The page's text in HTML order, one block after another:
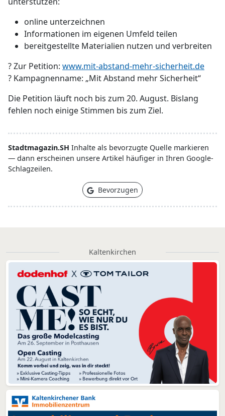
online unterzeichnen
Informationen im eigenen Umfeld teilen
bereitgestellte Materialien nutzen und verbreiten
? Zur Petition: www.mit-abstand-mehr-sicherheit.de
? Kampagnenname: „Mit Abstand mehr Sicherheit“
Die Petition läuft noch bis zum 20. August. Bislang
fehlen noch einige Stimmen bis zum Ziel.
Stadtmagazin.SH Inhalte als bevorzugte Quelle markieren
— dann erscheinen unsere Artikel häufiger in Ihren Google-
Schlagzeilen.
Bevorzugen
Kaltenkirchen